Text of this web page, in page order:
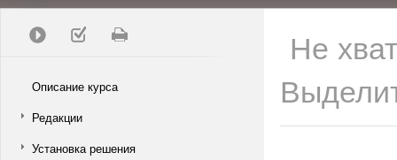
Описание курса
Редакции
Установка решения
Не